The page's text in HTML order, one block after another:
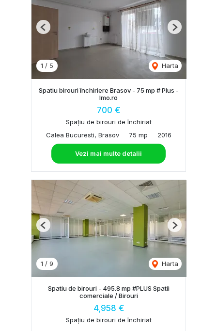
1 / 5 Harta
Previous Next
Spatiu birouri închiriere Brasov - 75 mp # Plus -
Imo.ro
700 €
Spațiu de birouri de închiriat
Calea Bucuresti, Brasov
75 mp 2016
Vezi mai multe detalii
1 / 9 Harta
Previous Next
Spatiu de birouri - 495.8 mp #PLUS Spatii
comerciale / Birouri
4,958 €
Spațiu de birouri de închiriat